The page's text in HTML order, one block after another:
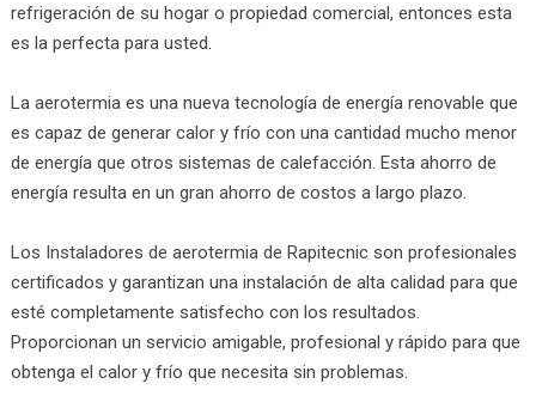
refrigeración de su hogar o propiedad comercial, entonces esta
es la perfecta para usted.
La aerotermia es una nueva tecnología de energía renovable que
es capaz de generar calor y frío con una cantidad mucho menor
de energía que otros sistemas de calefacción. Esta ahorro de
energía resulta en un gran ahorro de costos a largo plazo.
Los Instaladores de aerotermia de Rapitecnic son profesionales
certificados y garantizan una instalación de alta calidad para que
esté completamente satisfecho con los resultados.
Proporcionan un servicio amigable, profesional y rápido para que
obtenga el calor y frío que necesita sin problemas.